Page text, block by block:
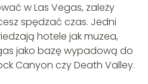
w Las Vegas, zależy
spędzać czas. Jedni
hotele jak muzea,
jako bazę wypadową do
Canyon czy Death Valley.